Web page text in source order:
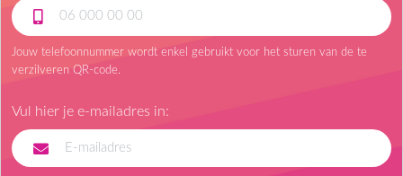
Jouw telefoonnummer wordt enkel gebruikt voor het sturen van de te
verzilveren QR-code.
Vul hier je e-mailadres in: